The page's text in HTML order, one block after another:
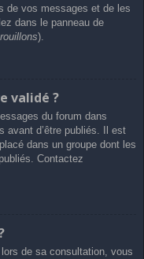
de vos messages et de les
dans le panneau de
).
validé ?
du forum dans
avant d’être publiés. Il est
dans un groupe dont les
Contactez
de sa consultation, vous